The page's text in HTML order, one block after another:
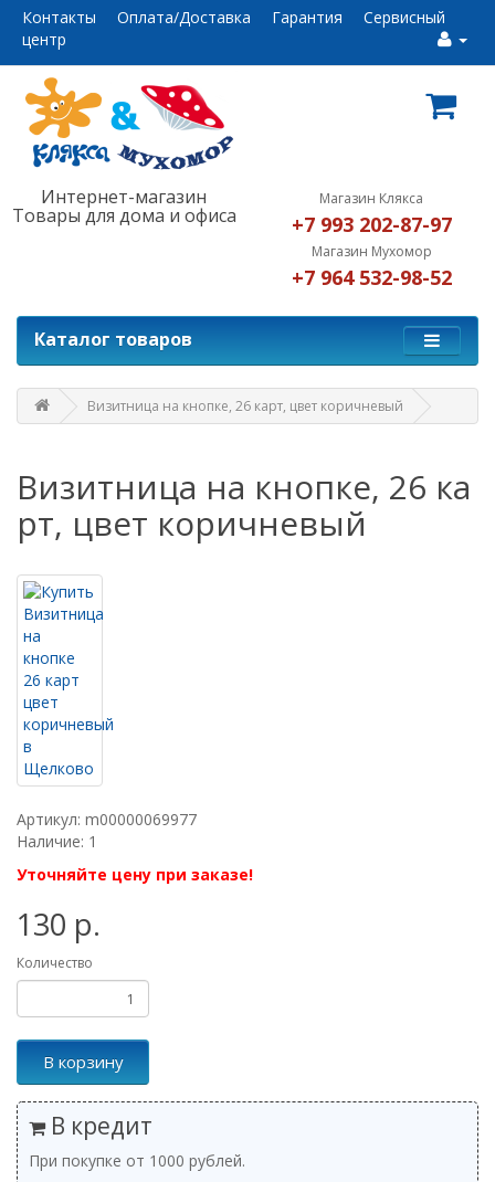
Контакты Оплата/Доставка Гарантия
Сервисный
центр
Интернет-магазин
Товары для дома и офиса
Магазин Клякса
+7 993 202-87-97
Магазин Мухомор
+7 964 532-98-52
Каталог товаров
Визитница на кнопке, 26 карт, цвет коричневый
Визитница на кнопке, 26 ка
рт, цвет коричневый
Артикул: m00000069977
Наличие: 1
Уточняйте цену при заказе!
130 р.
Количество
В корзину
В кредит
При покупке от 1000 рублей.